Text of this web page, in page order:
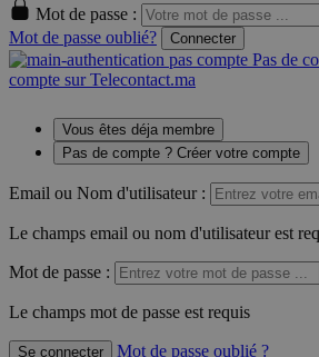
Mot de passe :
Mot de passe oublié?
Connecter
Pas de
compte sur Telecontact.ma
Vous êtes déja membre
Pas de compte ? Créer votre compte
Email ou Nom d'utilisateur :
Le champs email ou nom d'utilisateur est
Mot de passe :
Le champs mot de passe est requis
Se connecter
Mot de passe oublié ?